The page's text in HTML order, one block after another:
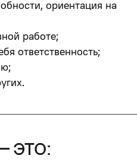
ориентация на
работе;
ответственность;
это: